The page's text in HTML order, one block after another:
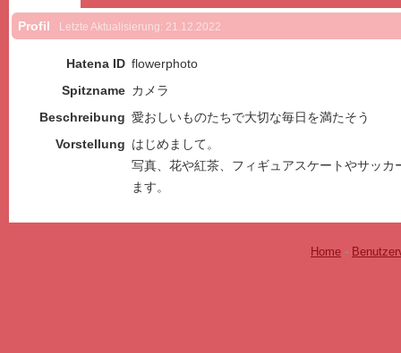
Profil Letzte Aktualisierung: 21.12.2022
Hatena ID flowerphoto
Spitzname カメラ
Beschreibung 愛おしいものたちで大切な毎日を満たそう
Vorstellung はじめまして。
写真、花や紅茶、フィギュアスケートやサッ
ます。
Home -